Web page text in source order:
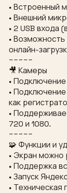
• Встроенный
• Внешний
• 2 USB входа
• Возможность
онлайн-
−−−−−
🎥 Камеры
•
•
как
•
720 и 1080.
−−−−−
🧩 Функции и
• Экран можно
• Поддержка
• Запуск
•